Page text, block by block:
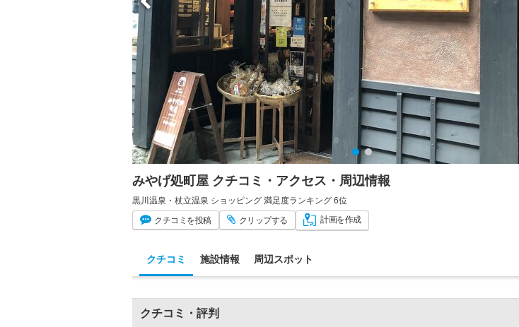
みやげ処町屋 クチコミ・アクセス・周辺情報
黒川温泉・杖立温泉 ショッピング 満足度ランキング 6位
クチコミ を投稿 クリップする 計画を作成
クチコミ 施設情報 周辺スポット
クチコミ・評判